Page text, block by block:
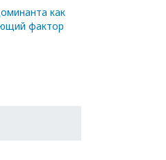
как
фактор